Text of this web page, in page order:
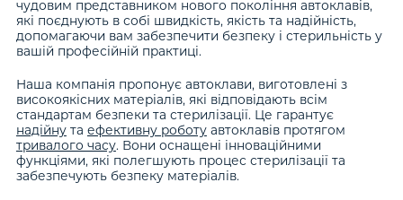
чудовим представником нового покоління автоклавів,
які поєднують в собі швидкість, якість та надійність,
допомагаючи вам забезпечити безпеку і стерильність у
вашій професійній практиці.
Наша компанія пропонує автоклави, виготовлені з
високоякісних матеріалів, які відповідають всім
стандартам безпеки та стерилізації. Це гарантує
надійнута ефективну роботуавтоклавів протягом
тривалого часу. Вони оснащені інноваційними
функціями, які полегшують процес стерилізації та
забезпечують безпеку матеріалів.